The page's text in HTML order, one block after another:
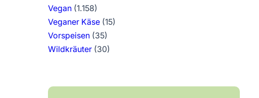
Vegan(1.158)
Veganer Käse(15)
Vorspeisen(35)
Wildkräuter(30)